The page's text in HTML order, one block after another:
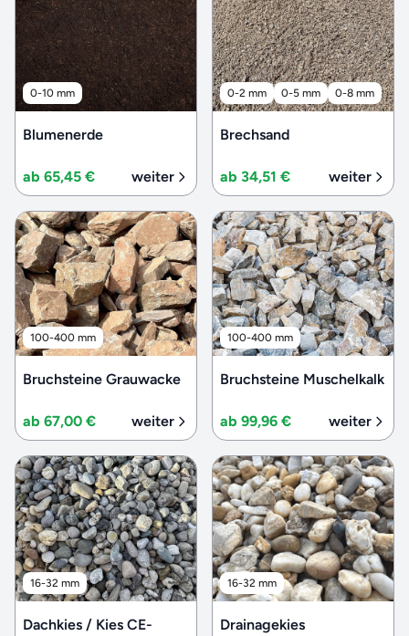
0-10 mm
Blumenerde
ab 65,45 € weiter
0-2 mm 0-5 mm 0-8 mm
Brechsand
ab 34,51 € weiter
100-400 mm
Bruchsteine Grauwacke
ab 67,00 € weiter
100-400 mm
Bruchsteine Muschelkalk
ab 99,96 € weiter
16-32 mm
Dachkies / Kies CE-
16-32 mm
Drainagekies